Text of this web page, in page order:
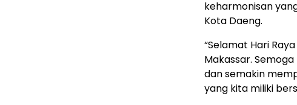
keharmonisan
Kota Daeng.
“Selamat Hari
Makassar.
dan semakin
yang kita miliki